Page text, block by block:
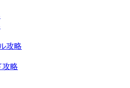
攻略
攻略